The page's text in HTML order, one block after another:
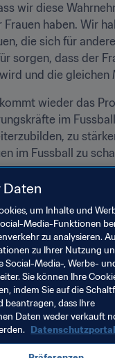
wir diese
haben. Wir
die sich für
sorgen, dass der
und die gleichen
wieder das
im
zu
im Fussball zu
Programm.
kann sich mit
sieht, wie dieser
viele Dinge öffnet
in unserer Karriere
Themen
Organisation
Daten
um Inhalte und
Media-Funktionen
zu analysieren.
zu Ihrer Nutzung
Social-Media-, Werbe-
Sie können Ihre
indem Sie auf die
beantragen, dass Ihre
Daten weder verkauft
Datenschutzportal